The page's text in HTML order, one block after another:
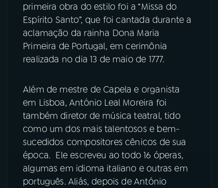
TikTok
primeira obra do estilo foi a “Missa do
Espírito Santo”, que foi cantada durante a
aclamação da rainha Dona Maria
Primeira de Portugal, em cerimônia
realizada no dia 13 de maio de 1777.
Além de mestre de Capela e organista
em Lisboa, António Leal Moreira foi
também diretor de música teatral, tido
como um dos mais talentosos e bem-
sucedidos compositores cênicos de sua
época. Ele escreveu ao todo 16 óperas,
algumas em idioma italiano e outras em
português. Aliás, depois de António